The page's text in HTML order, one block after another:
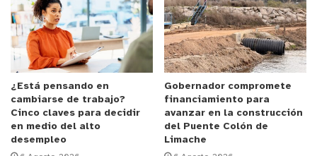
puntos críticos donde Carabineros estará
facilitando el tránsito, por lo que hago un llamado
a revisar rutas y horarios, queremos que sea un
año escolar memorable para los niños y niñas que
ingresan a clase. Estamos coordinados con las
policías ante cualquier situación o evento por lo
que hacemos una llamado a la tranquilidad, que
será un buen inicio del año escolar en nuestra
¿Está pensando en
cambiarse de trabajo?
Cinco claves para decidir
en medio del alto
desempleo
Gobernador compromete
financiamiento para
avanzar en la construcción
del Puente Colón de
Limache